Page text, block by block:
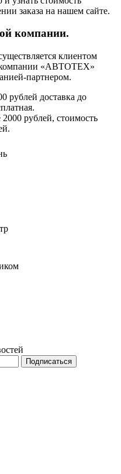
заказа на нашем сайте.
компании.
клиентом
компании «АВТОТЕХ»
партнером.
рублей доставка до
рублей, стоимость
Подписаться